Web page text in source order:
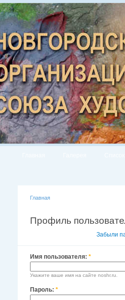
Главная
Профиль
Забыли
Имя пользователя: *
Укажите ваше имя на сайте noshr.ru.
Пароль: *